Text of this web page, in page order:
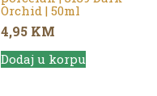
Orchid | 50ml
4,95 KM
Dodaj u korpu